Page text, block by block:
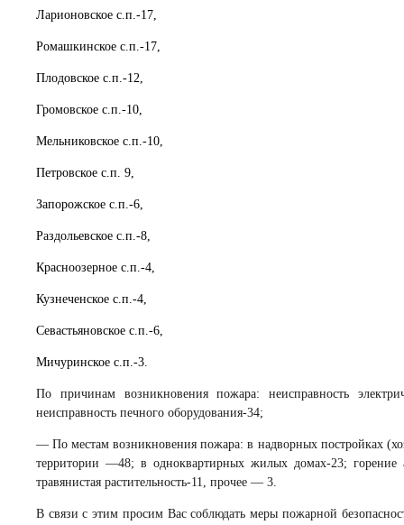
Ларионовское с.п.-17,
Ромашкинское с.п.-17,
Плодовское с.п.-12,
Громовское с.п.-10,
Мельниковское с.п.-10,
Петровское с.п. 9,
Запорожское с.п.-6,
Раздольевское с.п.-8,
Красноозерное с.п.-4,
Кузнеченское с.п.-4,
Севастьяновское с.п.-6,
Мичуринское с.п.-3.
По причинам возникновения пожара: неисправность
неисправность печного оборудования-34;
— По местам возникновения пожара: в надворных постройках
территории —48; в одноквартирных жилых домах-23; горение
травянистая растительность-11, прочее — 3.
В связи с этим просим Вас соблюдать меры пожарной